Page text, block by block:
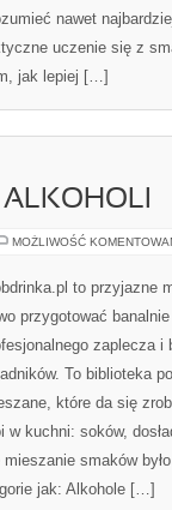
nawet
uczenie się z
jak lepiej […]
ALKOHOLI
MOŻLIWOŚĆ
to przyjazne
przygotować
zaplecza i
To biblioteka
które da się
w kuchni: soków,
smaków
jak: Alkohole […]